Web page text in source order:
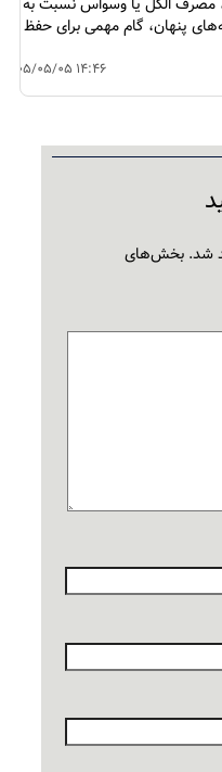
مصرف الکل یا وسواس نسبت به
پنهان، گام مهمی برای حفظ
۱۴۰۵/۰۵/۰۵ ۱۴:۴۶
شد. بخش‌های